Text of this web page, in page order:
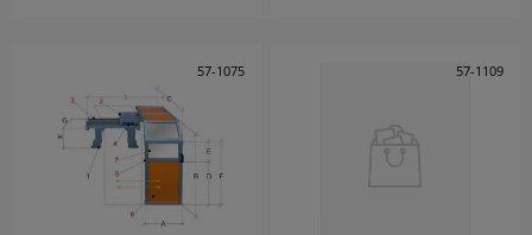
57-1075 57-1109